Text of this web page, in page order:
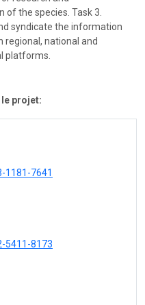
of the species. Task 3.
syndicate the information
regional, national and
platforms.
projet:
1181-7641
5411-8173